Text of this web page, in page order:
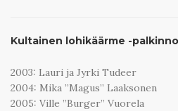
Kultainen lohikäärme -
2003: Lauri ja Jyrki Tudeer
2004: Mika ”Magus” Laaksonen
2005: Ville ”Burger” Vuorela